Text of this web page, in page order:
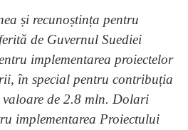
și recunoștința pentru
de Guvernul Suediei
implementarea proiectelor
în special pentru contribuția
de 2.8 mln. Dolari
implementarea Proiectului